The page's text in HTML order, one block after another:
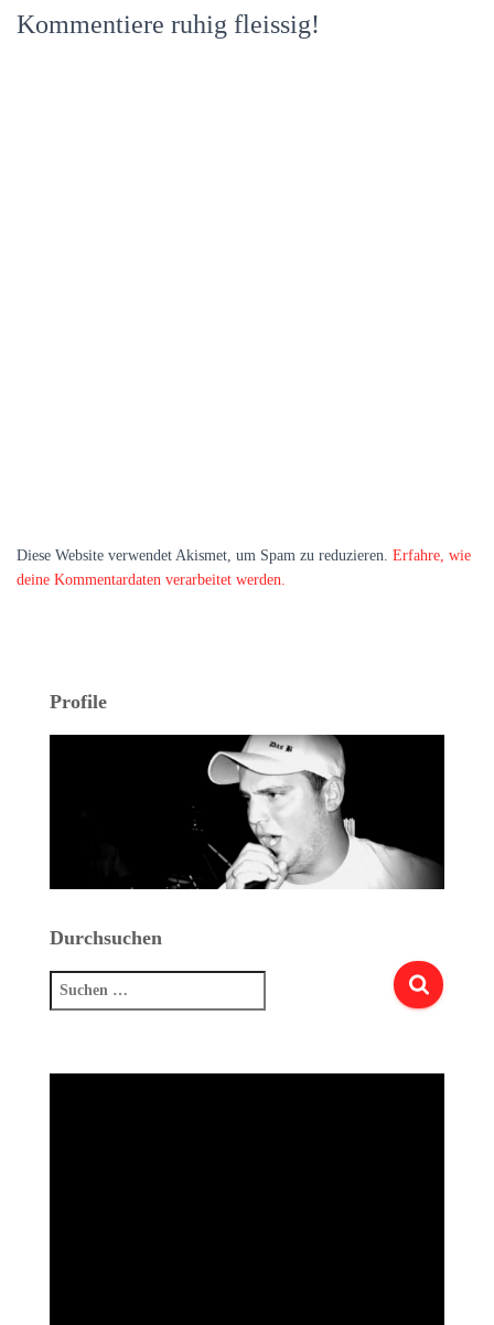
Kommentiere ruhig fleissig!
Diese Website verwendet Akismet, um Spam zu reduzieren. Erfahre, wie
deine Kommentardaten verarbeitet werden.
Profile
Durchsuchen
Suchen
nach: